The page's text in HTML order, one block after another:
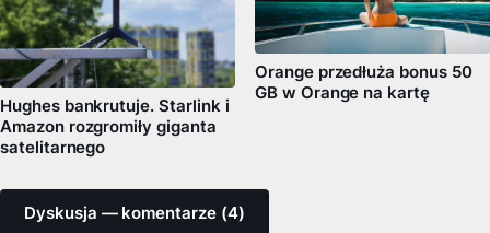
Hughes bankrutuje. Starlink i
Amazon rozgromiły giganta
satelitarnego
Orange przedłuża bonus 50
GB w Orange na kartę
Dyskusja — komentarze (4)